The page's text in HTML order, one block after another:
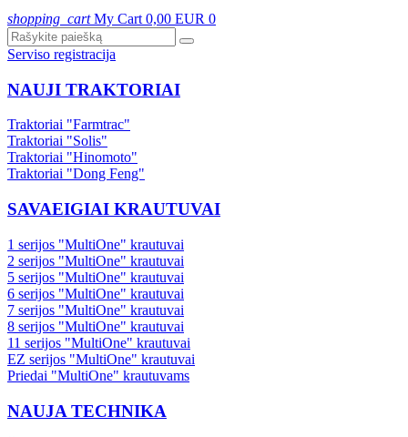
shopping_cart My Cart 0,00 EUR 0
Serviso registracija
NAUJI TRAKTORIAI
Traktoriai "Farmtrac"
Traktoriai "Solis"
Traktoriai "Hinomoto"
Traktoriai "Dong Feng"
SAVAEIGIAI KRAUTUVAI
1 serijos "MultiOne" krautuvai
2 serijos "MultiOne" krautuvai
5 serijos "MultiOne" krautuvai
6 serijos "MultiOne" krautuvai
7 serijos "MultiOne" krautuvai
8 serijos "MultiOne" krautuvai
11 serijos "MultiOne" krautuvai
EZ serijos "MultiOne" krautuvai
Priedai "MultiOne" krautuvams
NAUJA TECHNIKA